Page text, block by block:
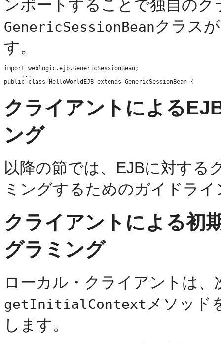
ンポートすることで独自の
GenericSessionBeanクラスが
す。
import weblogic.ejb.GenericSessionBean;
     ...
クライアントによる
ング
以降の節では、EJBに対する
ミングするためのガイドラ
クライアントによる初
グラミング
ローカル・クライアントは
getInitialContextメソッド
します。